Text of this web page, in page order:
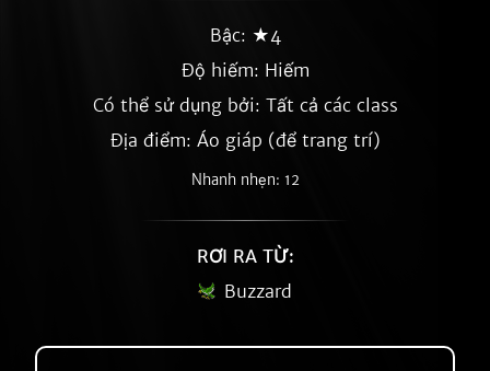
Bậc: ★4
Độ hiếm: Hiếm
Có thể sử dụng bởi: Tất cả các class
Địa điểm: Áo giáp (để trang trí)
Nhanh nhẹn: 12
RƠI RA TỪ:
Buzzard